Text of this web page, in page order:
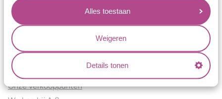
Alles toestaan
Weigeren
Details tonen
Conflictvrije Materialen
Oneindig veel mogelijkheden
Kwaliteit
Juweliers & Contact
Onze verkooppunten